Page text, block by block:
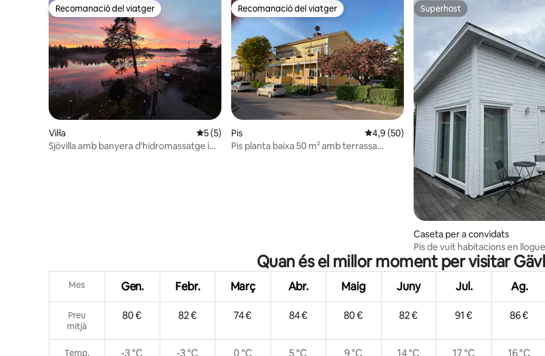
Recomanació del viatger
Recomanació del viatger
Vil·la 5 de puntuació mitjana d'un total de 5; 5 avaluacions
5 (5)
Sjövilla amb banyera d'hidromassatge i
Recomanació del viatger
Recomanació del viatger
Pis 4,9 de puntuació mitjana d'un total de 5; 50
4,9 (50)
Pis planta baixa 50 m² amb terrassa
Superhost
Superhost
Caseta per a convidats
Pis de vuit habitacions en
Quan és el millor moment per visitar
Mes Gen. Febr. Març Abr. Maig Juny Jul. Ag.
Preu
mitjà
80 € 82 € 74 € 84 € 80 € 82 € 91 € 86 €
Temp. -3 °C -3 °C 0 °C 5 °C 9 °C 14 °C 17 °C 16 °C